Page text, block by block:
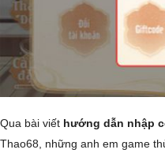
Qua bài viết hướng dẫn nhập
Thao68, những anh em game